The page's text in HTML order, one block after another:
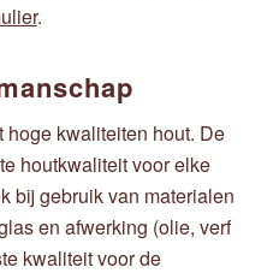
.
kwaliteiten hout. De
houtkwaliteit voor elke
bij gebruik van materialen
en afwerking (olie, verf
kwaliteit voor de